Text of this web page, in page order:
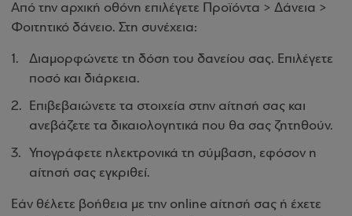
Από την αρχική οθόνη επιλέγετε Προϊόντα > Δάνεια >
Φοιτητικό δάνειο. Στη συνέχεια:
Διαμορφώνετε τη δόση του δανείου σας. Επιλέγετε
ποσό και διάρκεια.
Επιβεβαιώνετε τα στοιχεία στην αίτησή σας και
ανεβάζετε τα δικαιολογητικά που θα σας ζητηθούν.
Υπογράφετε ηλεκτρονικά τη σύμβαση, εφόσον η
αίτησή σας εγκριθεί.
Εάν θέλετε βοήθεια με την online αίτησή σας ή έχετε